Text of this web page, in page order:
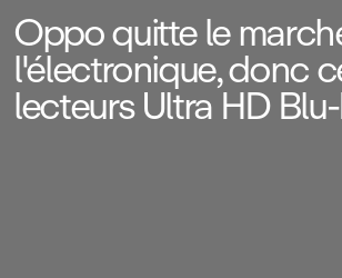
Oppo quitte le
l'électronique, donc
lecteurs Ultra HD